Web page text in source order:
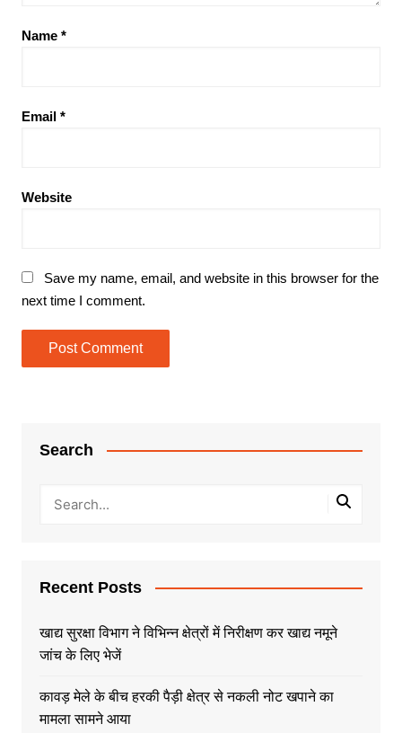
Name *
Email *
Website
Save my name, email, and website in this browser for the
next time I comment.
Search
Recent Posts
खाद्य सुरक्षा विभाग ने विभिन्न क्षेत्रों में निरीक्षण कर खाद्य नमूने
जांच के लिए भेजें
कावड़ मेले के बीच हरकी पैड़ी क्षेत्र से नकली नोट खपाने का
मामला सामने आया